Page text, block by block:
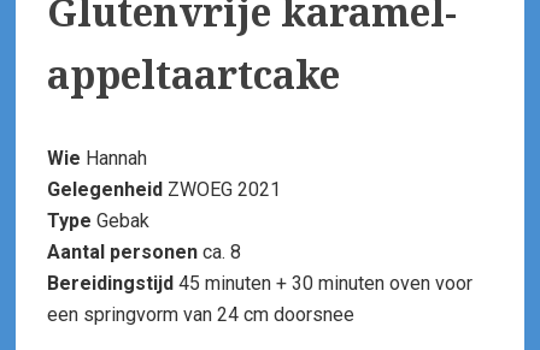
Glutenvrije karamel-
appeltaartcake
Wie Hannah
Gelegenheid ZWOEG 2021
Type Gebak
Aantal personen ca. 8
Bereidingstijd 45 minuten + 30 minuten oven voor
een springvorm van 24 cm doorsnee